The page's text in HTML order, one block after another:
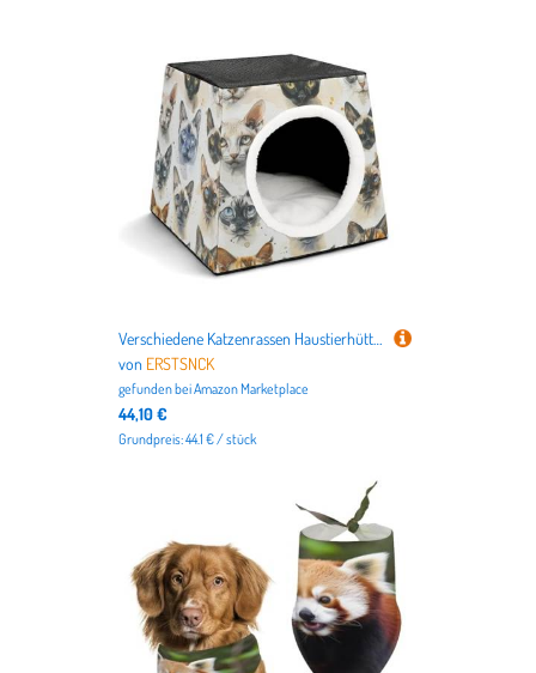
Verschiedene Katzenrassen Haustierhütte Komfortables Nest für Haustiere Weltraumkapsel Warm Weich Indoor Pet Shelter Space Pet House for Indoor Cats Small Dogs and Medium Animal
von ERSTSNCK
gefunden beiAmazon Marketplace
44,10 €
Grundpreis: 44.1 € / stück